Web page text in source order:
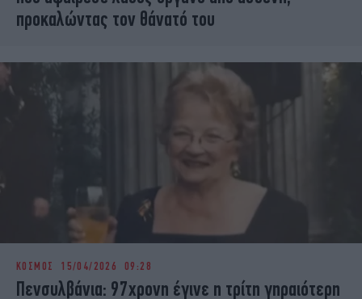
προκαλώντας τον θάνατό του
ΚΟΣΜΟΣ 15/04/2026 09:28
Πενσυλβάνια: 97χρονη έγινε η τρίτη γηραιότερη